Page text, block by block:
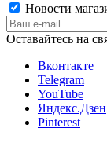
Новости
Оставайтесь на
Вконтакте
Telegram
YouTube
Яндекс.Дзен
Pinterest